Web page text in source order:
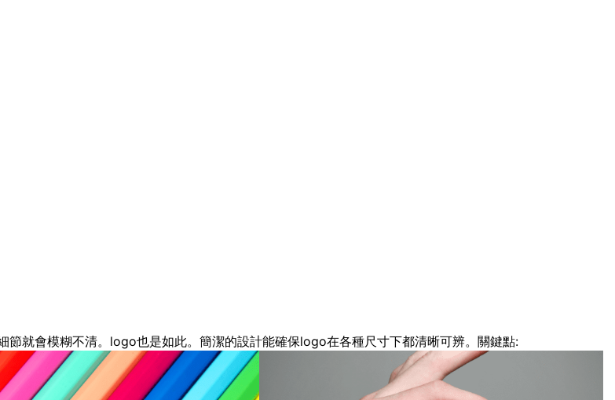
就會模糊不清。logo也是如此。簡潔的設計能確保logo在各種尺寸下都清晰可辨。關鍵點: